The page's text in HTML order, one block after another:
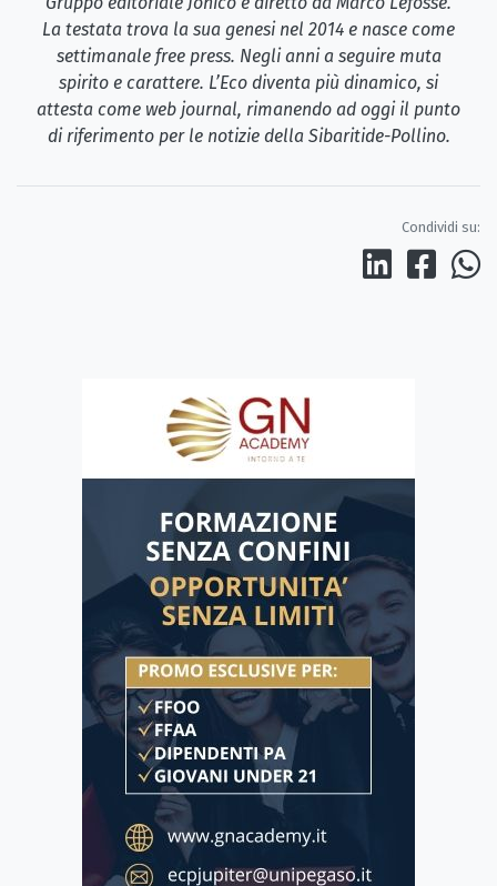
La testata trova la sua genesi nel 2014 e nasce come
settimanale free press. Negli anni a seguire muta
spirito e carattere. L’Eco diventa più dinamico, si
attesta come web journal, rimanendo ad oggi il punto
di riferimento per le notizie della Sibaritide-Pollino.
Condividi su: